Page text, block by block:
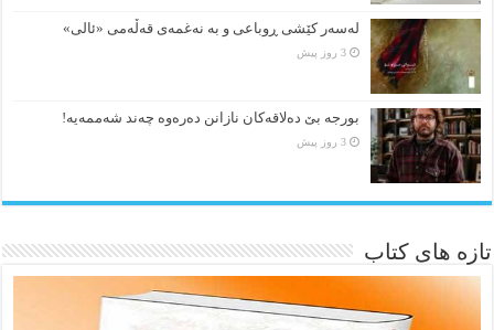
لەسەر کێشی ڕوباعی و به نەغمەی قەڵەمی «ئالی»
3 روز پیش
بورجە بێ دەلاقەکان نازانن دەرەوە چەند شەممەیە!
3 روز پیش
تازه های کتاب